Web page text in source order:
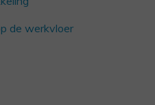
de werkvloer